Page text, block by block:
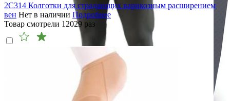
2C314 Колготки для страдающих варикозным расширением
вен Нет в наличии Подробнее
Товар смотрели 12029 раз